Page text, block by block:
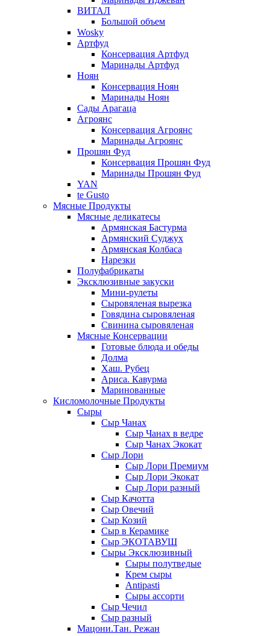
ВИТАЛ
Большой объем
Wosky
Артфуд
Консервация Артфуд
Маринады Артфуд
Ноян
Консервация Ноян
Маринады Ноян
Сады Арагаца
Агроянс
Консервация Агроянс
Маринады Агроянс
Прошян Фуд
Консервация Прошян Фуд
Маринады Прошян Фуд
YAN
te Gusto
Мясные Продукты
Мясные деликатесы
Армянская Бастурма
Армянский Суджух
Армянская Колбаса
Нарезки
Полуфабрикаты
Эксклюзивные закуски
Мини-рулеты
Сыровяленая вырезка
Говядина сыровяленая
Свинина сыровяленая
Мясные Консервации
Готовые блюда и обеды
Долма
Хаш. Рубец
Ариса. Кавурма
Маринованные
Кисломолочные Продукты
Сыры
Сыр Чанах
Сыр Чанах в ведре
Сыр Чанах Экокат
Сыр Лори
Сыр Лори Премиум
Сыр Лори Экокат
Сыр Лори разный
Сыр Качотта
Сыр Овечий
Сыр Козий
Сыр в Керамике
Сыр ЭКОТАВУШ
Сыры Эксклюзивный
Сыры полутведые
Крем сыры
Antipasti
Сыры ассорти
Сыр Чечил
Сыр разный
Мацони.Тан. Режан